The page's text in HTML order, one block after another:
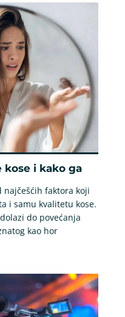
kose i kako ga
najčešćih faktora koji
i samu kvalitetu kose.
do povećanja
kao hor